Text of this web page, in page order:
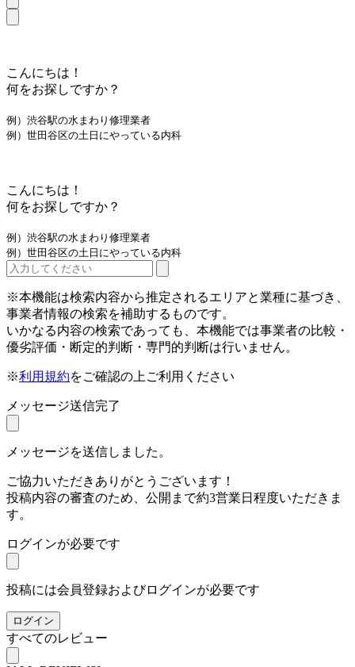
こんにちは！
何をお探しですか？
例）渋谷駅の水まわり修理業者
例）世田谷区の土日にやっている内科
こんにちは！
何をお探しですか？
例）渋谷駅の水まわり修理業者
例）世田谷区の土日にやっている内科
※本機能は検索内容から推定されるエリアと業種に基づき、
事業者情報の検索を補助するものです。
いかなる内容の検索であっても、本機能では事業者の比較・
優劣評価・断定的判断・専門的判断は行いません。
※利用規約をご確認の上ご利用ください
メッセージ送信完了
メッセージを送信しました。
ご協力いただきありがとうございます！
投稿内容の審査のため、公開まで約3営業日程度いただきま
す。
ログインが必要です
投稿には会員登録およびログインが必要です
ログイン
すべてのレビュー